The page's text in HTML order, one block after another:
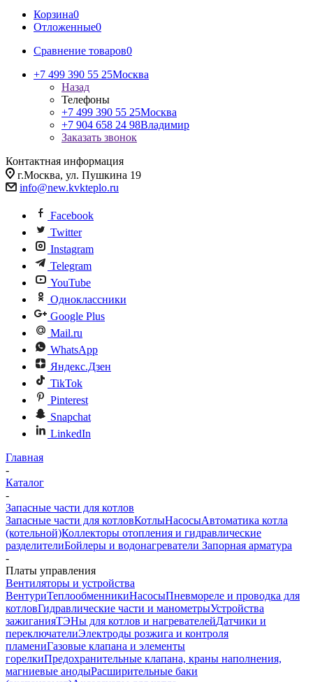
Корзина0
Отложенные0
Сравнение товаров0
+7 499 390 55 25Москва
Назад
Телефоны
+7 499 390 55 25Москва
+7 904 658 24 98Владимир
Заказать звонок
Контактная информация
г.Москва, ул. Пушкина 19
info@new.kvkteplo.ru
Facebook
Twitter
Instagram
Telegram
YouTube
Одноклассники
Google Plus
Mail.ru
WhatsApp
Яндекс.Дзен
TikTok
Pinterest
Snapchat
LinkedIn
Главная
-
Каталог
-
Запасные части для котлов
Запасные части для котловКотлыНасосыАвтоматика котла
(котельной)Коллекторы отопления и гидравлические
разделителиБойлеры и водонагреватели Запорная арматура
-
Платы управления
Вентиляторы и устройства
ВентуриТеплообменникиНасосыПневмореле и проводка для
котловГидравлические части и манометрыУстройства
зажиганияТЭНы для котлов и нагревателейДатчики и
переключателиЭлектроды розжига и контроля
пламениГазовые клапана и элементы
горелкиПредохранительные клапана, краны наполнения,
магниевые анодыРасширительные баки